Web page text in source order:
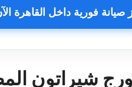
صيانة فورية داخل القاهرة
شيراتون